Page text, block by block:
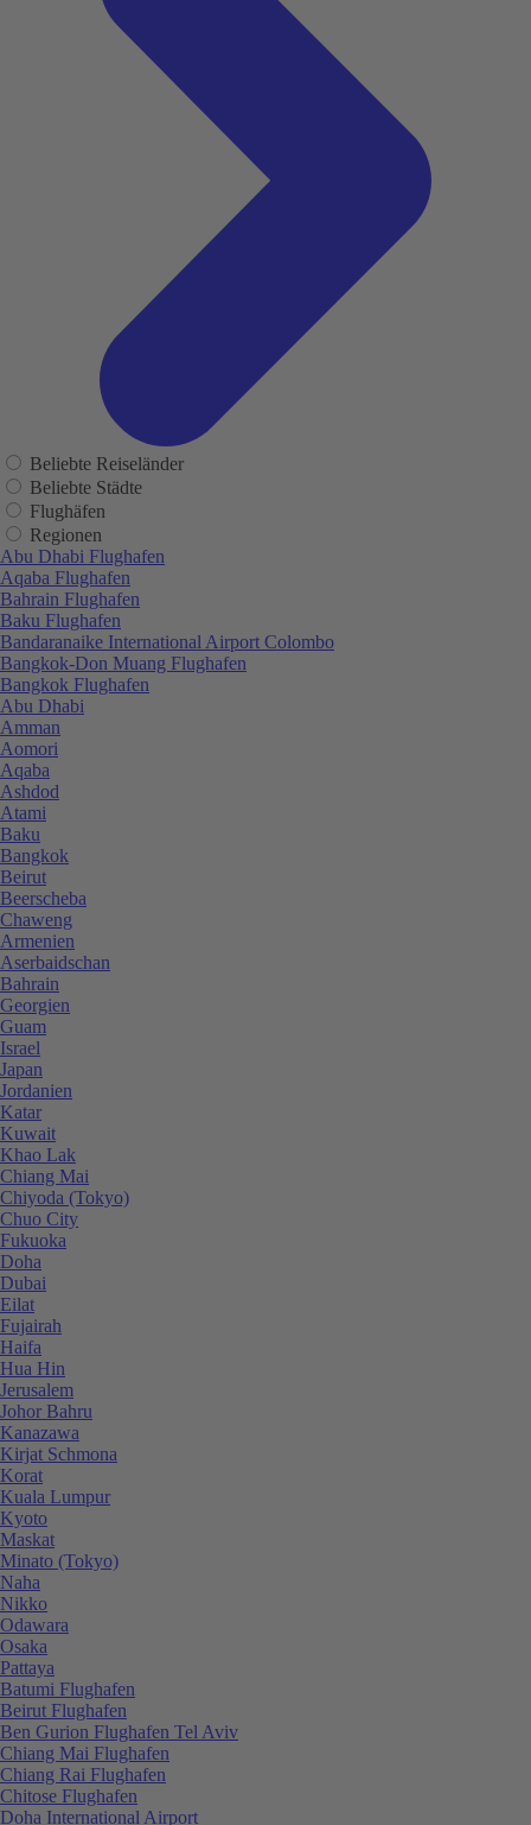
Beliebte Reiseländer
Beliebte Städte
Flughäfen
Regionen
Abu Dhabi Flughafen
Aqaba Flughafen
Bahrain Flughafen
Baku Flughafen
Bandaranaike International Airport Colombo
Bangkok-Don Muang Flughafen
Bangkok Flughafen
Abu Dhabi
Amman
Aomori
Aqaba
Ashdod
Atami
Baku
Bangkok
Beirut
Beerscheba
Chaweng
Armenien
Aserbaidschan
Bahrain
Georgien
Guam
Israel
Japan
Jordanien
Katar
Kuwait
Khao Lak
Chiang Mai
Chiyoda (Tokyo)
Chuo City
Fukuoka
Doha
Dubai
Eilat
Fujairah
Haifa
Hua Hin
Jerusalem
Johor Bahru
Kanazawa
Kirjat Schmona
Korat
Kuala Lumpur
Kyoto
Maskat
Minato (Tokyo)
Naha
Nikko
Odawara
Osaka
Pattaya
Batumi Flughafen
Beirut Flughafen
Ben Gurion Flughafen Tel Aviv
Chiang Mai Flughafen
Chiang Rai Flughafen
Chitose Flughafen
Doha International Airport